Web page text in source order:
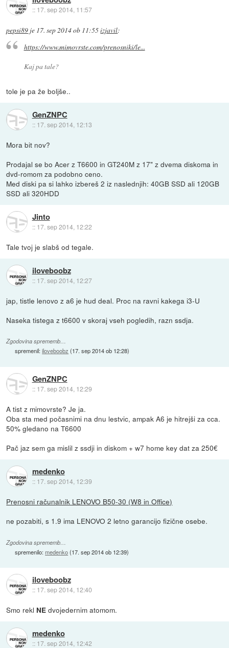
:: 17. sep 2014, 11:57
pepsi89 je 17. sep 2014 ob 11:55izjavil:
https://www.mimovrste.com/prenosniki/le...
Kaj pa tale?
tole je pa že boljše..
GenZNPC
:: 17. sep 2014, 12:13
Mora bit nov?
Prodajal se bo Acer z T6600 in GT240M z 17" z dvema diskoma in
dvd-romom za podobno ceno.
Med diski pa si lahko izbereš 2 iz naslednjih: 40GB SSD ali 120GB
SSD ali 320HDD
Jinto
:: 17. sep 2014, 12:22
Tale tvoj je slabš od tegale.
iloveboobz
:: 17. sep 2014, 12:27
jap, tistle lenovo z a6 je hud deal. Proc na ravni kakega i3-U
Naseka tistega z t6600 v skoraj vseh pogledih, razn ssdja.
Zgodovina sprememb…
spremenil:iloveboobz (17. sep 2014 ob 12:28)
GenZNPC
:: 17. sep 2014, 12:29
A tist z mimovrste? Je ja.
Oba sta med počasnimi na dnu lestvic, ampak A6 je hitrejši za cca.
50% gledano na T6600
Pač jaz sem ga mislil z ssdji in diskom + w7 home key dat za 250€
medenko
:: 17. sep 2014, 12:39
Prenosni računalnik LENOVO B50-30 (W8 in Office)
ne pozabiti, s 1.9 ima LENOVO 2 letno garancijo fizične osebe.
Zgodovina sprememb…
spremenilo:medenko(17. sep 2014 ob 12:39)
iloveboobz
:: 17. sep 2014, 12:40
Smo rekl NEdvojedernim atomom.
medenko
:: 17. sep 2014, 12:42